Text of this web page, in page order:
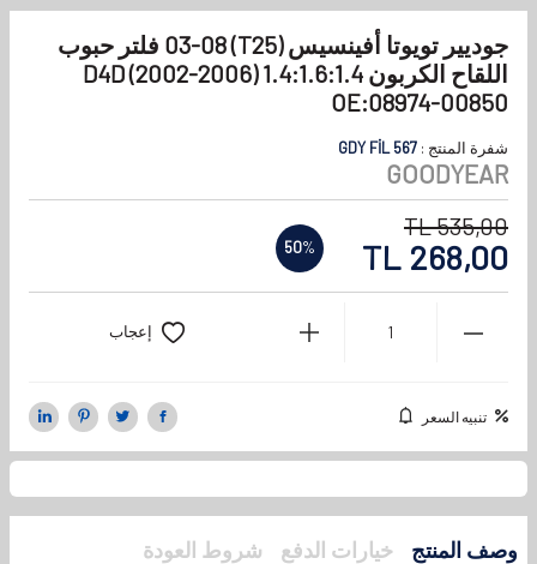
جوديير تويوتا أفينسيس (T25) 03-08 فلتر حبوب
اللقاح الكربون 1.4:1.6:1.4 D4D (2002-2006)
OE:08974-00850
شفرة المنتج : GDY FİL 567
GOODYEAR
535,00
TL
268,00
%
50
إعجاب
تنبيه السعر
وصف المنتج خيارات الدفع شروط العودة